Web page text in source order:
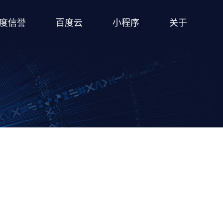
信誉 百度云 小程序 关于